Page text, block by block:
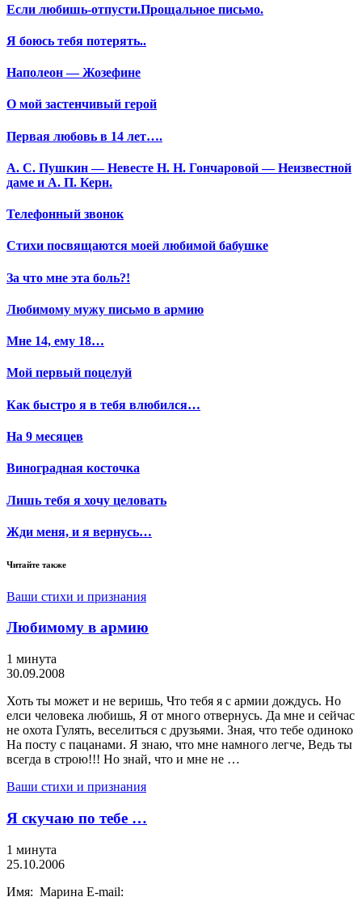
Если любишь-отпусти.Прощальное письмо.
Я боюсь тебя потерять..
Наполеон — Жозефине
О мой застенчивый герой
Первая любовь в 14 лет….
А. С. Пушкин — Невесте Н. Н. Гончаровой — Неизвестной
даме и А. П. Керн.
Телефонный звонок
Стихи посвящаются моей любимой бабушке
За что мне эта боль?!
Любимому мужу письмо в армию
Мне 14, ему 18…
Мой первый поцелуй
Как быстро я в тебя влюбился…
На 9 месяцев
Виноградная косточка
Лишь тебя я хочу целовать
Жди меня, и я вернусь…
Читайте также
Ваши стихи и признания
Любимому в армию
1 минута
30.09.2008
Хоть ты может и не веришь, Что тебя я с армии дождусь. Но
елси человека любишь, Я от много отвернусь. Да мне и сейчас
не охота Гулять, веселиться с друзьями. Зная, что тебе одиноко
На посту с пацанами. Я знаю, что мне намного легче, Ведь ты
всегда в строю!!! Но знай, что и мне не …
Ваши стихи и признания
Я скучаю по тебе …
1 минута
25.10.2006
Имя: Марина E-mail: